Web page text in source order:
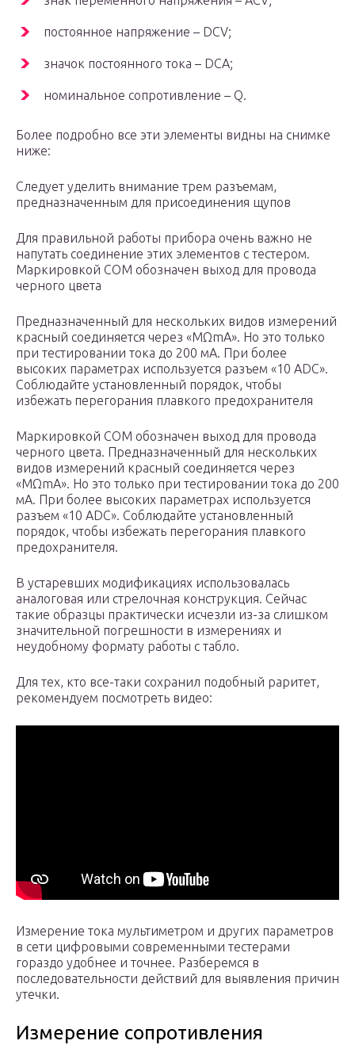
постоянное напряжение – DCV;
значок постоянного тока – DCA;
номинальное сопротивление – Q.
Более подробно все эти элементы видны на снимке
ниже:
Следует уделить внимание трем разъемам,
предназначенным для присоединения щупов
Для правильной работы прибора очень важно не
напутать соединение этих элементов с тестером.
Маркировкой СОМ обозначен выход для провода
черного цвета
Предназначенный для нескольких видов измерений
красный соединяется через «МΩmA». Но это только
при тестировании тока до 200 мА. При более
высоких параметрах используется разъем «10 ADC».
Соблюдайте установленный порядок, чтобы
избежать перегорания плавкого предохранителя
Маркировкой СОМ обозначен выход для провода
черного цвета. Предназначенный для нескольких
видов измерений красный соединяется через
«МΩmA». Но это только при тестировании тока до 200
мА. При более высоких параметрах используется
разъем «10 ADC». Соблюдайте установленный
порядок, чтобы избежать перегорания плавкого
предохранителя.
В устаревших модификациях использовалась
аналоговая или стрелочная конструкция. Сейчас
такие образцы практически исчезли из-за слишком
значительной погрешности в измерениях и
неудобному формату работы с табло.
Для тех, кто все-таки сохранил подобный раритет,
рекомендуем посмотреть видео:
Измерение тока мультиметром и других параметров
в сети цифровыми современными тестерами
гораздо удобнее и точнее. Разберемся в
последовательности действий для выявления причин
утечки.
Измерение сопротивления